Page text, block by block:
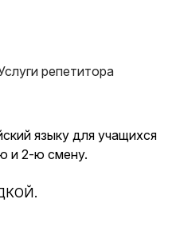
репетитора
языку для учащихся
и 2-ю смену.